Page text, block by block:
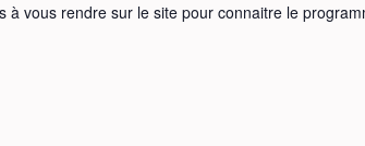
à vous rendre sur le site pour connaitre le